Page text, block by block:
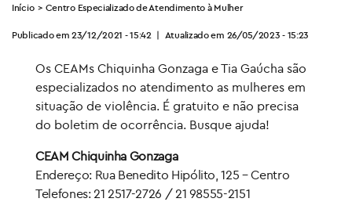
Início > Centro Especializado de Atendimento à Mulher
Publicado em 23/12/2021 - 15:42 | Atualizado em 26/05/2023 - 15:23
Os CEAMs Chiquinha Gonzaga e Tia Gaúcha são
especializados no atendimento as mulheres em
situação de violência. É gratuito e não precisa
do boletim de ocorrência. Busque ajuda!
CEAM Chiquinha Gonzaga
Endereço: Rua Benedito Hipólito, 125 – Centro
Telefones: 21 2517-2726 / 21 98555-2151